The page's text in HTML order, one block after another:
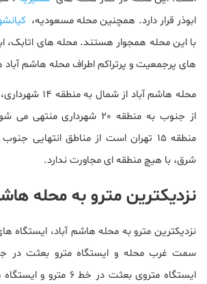
ابوذر قرار دارد. همچنین محله مسعودیه،
با این محله همجوار هستند. محله های اتابک،
های پرجمعیت و پرتراکم اطراف محله هاشم
از جنوب به منطقه 20 شهرداری
منطقه 15 تهران است از مناطق انتهایی
شرق، با هیچ منطقه ای مجاورت ندارد.
نزدیکترین مترو به محله
نزدیکترین مترو به محله هاشم آباد، ایستگاه
سمت غرب محله و ایستگاه مترو بعثت در
ایستگاه متروی بعثت در